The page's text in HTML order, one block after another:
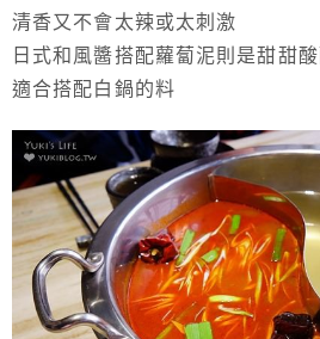
清香又不會太辣或太刺激
日式和風醬搭配蘿蔔泥則是甜甜
適合搭配白鍋的料